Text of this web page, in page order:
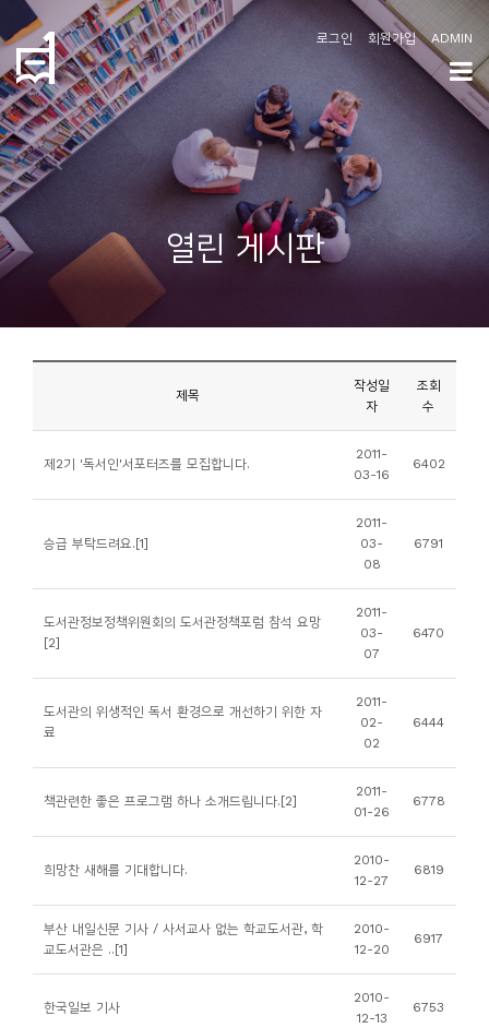
로그인 회원가입 ADMIN
열린 게시판
제목
작성일
자
조회
수
제2기 '독서인'서포터즈를 모집합니다.
2011-
03-16
6402
승급 부탁드려요.[1]
2011-
03-
08
6791
도서관정보정책위원회의 도서관정책포럼 참석 요망
[2]
2011-
03-
07
6470
도서관의 위생적인 독서 환경으로 개선하기 위한 자
료
2011-
02-
02
6444
책관련한 좋은 프로그램 하나 소개드립니다.[2]
2011-
01-26
6778
희망찬 새해를 기대합니다.
2010-
12-27
6819
부산 내일신문 기사 / 사서교사 없는 학교도서관, 학
교도서관은 ..[1]
2010-
12-20
6917
한국일보 기사
2010-
12-13
6753
학
도
협
개
지
사
자
실